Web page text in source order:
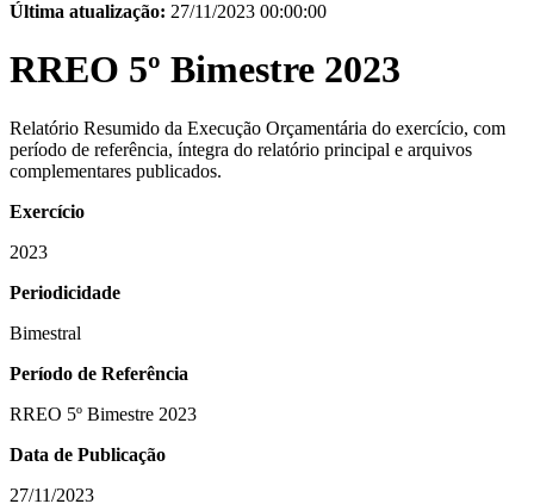
Última atualização: 27/11/2023 00:00:00
RREO 5º Bimestre 2023
Relatório Resumido da Execução Orçamentária do exercício, com
período de referência, íntegra do relatório principal e arquivos
complementares publicados.
Exercício
2023
Periodicidade
Bimestral
Período de Referência
RREO 5º Bimestre 2023
Data de Publicação
27/11/2023